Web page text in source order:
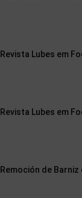
Revista Lubes em
Revista Lubes em
Remoción de